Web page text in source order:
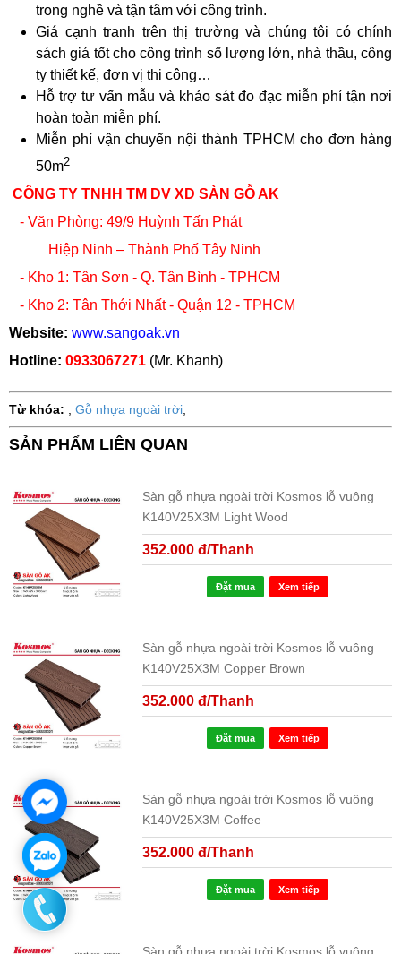
trong nghề và tận tâm với công trình.
Giá cạnh tranh trên thị trường và chúng tôi có chính
sách giá tốt cho công trình số lượng lớn, nhà thầu, công
ty thiết kế, đơn vị thi công…
Hỗ trợ tư vấn mẫu và khảo sát đo đạc miễn phí tận nơi
hoàn toàn miễn phí.
Miễn phí vận chuyển nội thành TPHCM cho đơn hàng
50m2
CÔNG TY TNHH TM DV XD SÀN GỖ AK
- Văn Phòng: 49/9 Huỳnh Tấn Phát
Hiệp Ninh – Thành Phố Tây Ninh
- Kho 1: Tân Sơn - Q. Tân Bình - TPHCM
- Kho 2: Tân Thới Nhất - Quận 12 - TPHCM
Website: www.sangoak.vn
Hotline: 0933067271 (Mr. Khanh)
Từ khóa: Gỗ nhựa ngoài trời
SẢN PHẨM LIÊN QUAN
Sàn gỗ nhựa ngoài trời Kosmos lỗ vuông
K140V25X3M Light Wood
352.000 đ/Thanh
Đặt mua Xem tiếp
Sàn gỗ nhựa ngoài trời Kosmos lỗ vuông
K140V25X3M Copper Brown
352.000 đ/Thanh
Đặt mua Xem tiếp
Sàn gỗ nhựa ngoài trời Kosmos lỗ vuông
K140V25X3M Coffee
352.000 đ/Thanh
Đặt mua Xem tiếp
Sàn gỗ nhựa ngoài trời Kosmos lỗ vuông